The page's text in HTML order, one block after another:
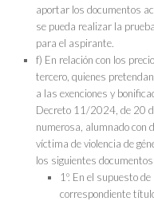
aportar los documentos
se pueda realizar la
para el aspirante.
f) En relación con los
tercero, quienes
a las exenciones y
Decreto 11/2024, de 20
numerosa, alumnado con
víctima de violencia de
los siguientes documentos:
1º. En el supuesto
correspondiente